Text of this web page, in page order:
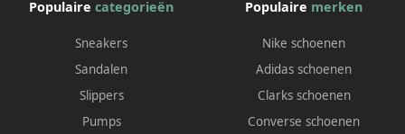
Populaire categorieën
Sneakers
Sandalen
Slippers
Pumps
Populaire merken
Nike schoenen
Adidas schoenen
Clarks schoenen
Converse schoenen